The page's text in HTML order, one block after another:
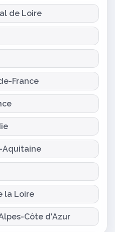
de Loire
France
Aquitaine
la Loire
Côte d'Azur